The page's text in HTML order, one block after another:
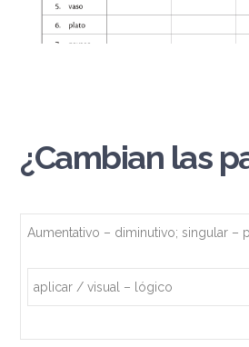
¿Cambian las
Aumentativo – diminutivo; singular –
aplicar / visual – lógico